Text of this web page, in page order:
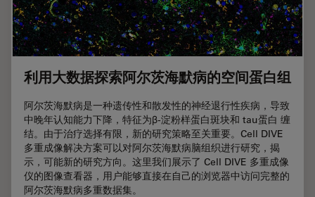
利用大数据探索阿尔茨海默病的空间蛋白组
阿尔茨海默病是一种遗传性和散发性的神经退行性疾病，导致
中晚年认知能力下降，特征为β-淀粉样蛋白斑块和 tau蛋白 缠
结。由于治疗选择有限，新的研究策略至关重要。Cell DIVE
多重成像解决方案可以对阿尔茨海默病脑组织进行研究，揭
示，可能新的研究方向。这里我们展示了 Cell DIVE 多重成像
仪的图像查看器，用户能够直接在自己的浏览器中访问完整的
阿尔茨海默病多重数据集。